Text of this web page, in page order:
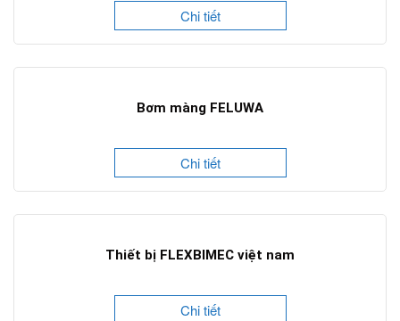
Chi tiết
Bơm màng FELUWA
Chi tiết
Thiết bị FLEXBIMEC việt nam
Chi tiết